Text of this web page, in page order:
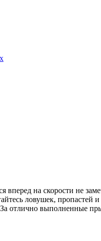
на скорости не
ловушек, пропастей
отлично выполненные